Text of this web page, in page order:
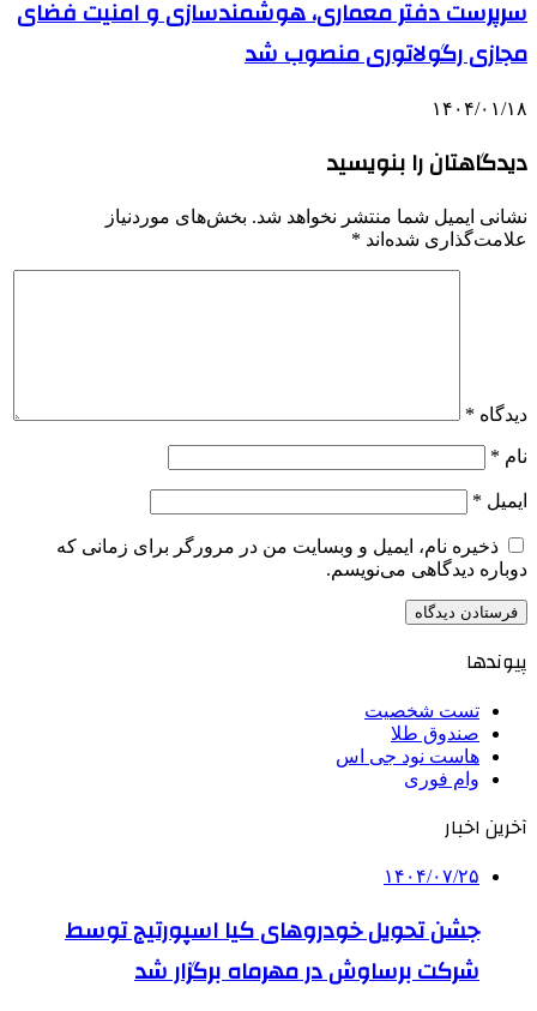
سرپرست دفتر معماری، هوشمندسازی و امنیت فضای
مجازی رگولاتوری منصوب شد
۱۴۰۴/۰۱/۱۸
دیدگاهتان را بنویسید
نشانی ایمیل شما منتشر نخواهد شد. بخش‌های موردنیاز
علامت‌گذاری شده‌اند *
دیدگاه *
نام *
ایمیل *
ذخیره نام، ایمیل و وبسایت من در مرورگر برای زمانی که
دوباره دیدگاهی می‌نویسم.
پیوندها
تست شخصیت
صندوق طلا
هاست نود جی اس
وام فوری
آخرین اخبار
۱۴۰۴/۰۷/۲۵
جشن تحویل خودروهای کیا اسپورتیج توسط
شرکت برساوش در مهرماه برگزار شد